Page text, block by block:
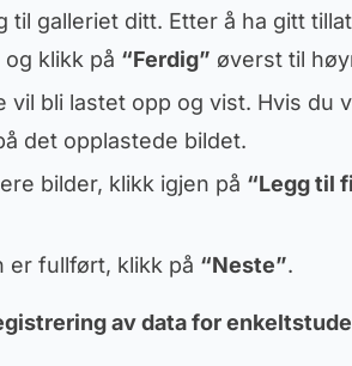
til galleriet ditt. Etter å ha gitt
klikk på “Ferdig” øverst til
vil bli lastet opp og vist. Hvis du
det opplastede bildet.
bilder, klikk igjen på “Legg til
er fullført, klikk på “Neste”.
av data for